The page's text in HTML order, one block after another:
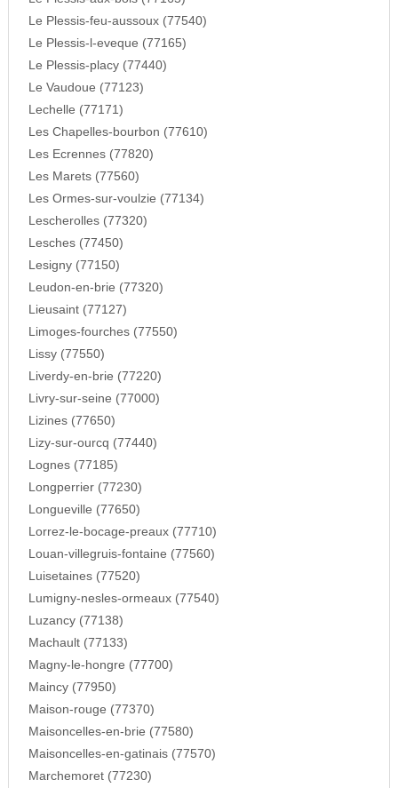
Le Plessis-feu-aussoux (77540)
Le Plessis-l-eveque (77165)
Le Plessis-placy (77440)
Le Vaudoue (77123)
Lechelle (77171)
Les Chapelles-bourbon (77610)
Les Ecrennes (77820)
Les Marets (77560)
Les Ormes-sur-voulzie (77134)
Lescherolles (77320)
Lesches (77450)
Lesigny (77150)
Leudon-en-brie (77320)
Lieusaint (77127)
Limoges-fourches (77550)
Lissy (77550)
Liverdy-en-brie (77220)
Livry-sur-seine (77000)
Lizines (77650)
Lizy-sur-ourcq (77440)
Lognes (77185)
Longperrier (77230)
Longueville (77650)
Lorrez-le-bocage-preaux (77710)
Louan-villegruis-fontaine (77560)
Luisetaines (77520)
Lumigny-nesles-ormeaux (77540)
Luzancy (77138)
Machault (77133)
Magny-le-hongre (77700)
Maincy (77950)
Maison-rouge (77370)
Maisoncelles-en-brie (77580)
Maisoncelles-en-gatinais (77570)
Marchemoret (77230)